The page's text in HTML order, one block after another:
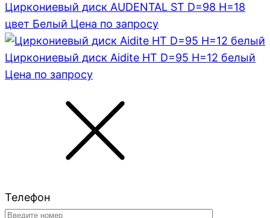
Циркониевый диск AUDENTAL ST D=98 H=18
цвет Белый Цена по запросу
Циркониевый диск Aidite HT D=95 H=12 белый
Цена по запросу
Телефон